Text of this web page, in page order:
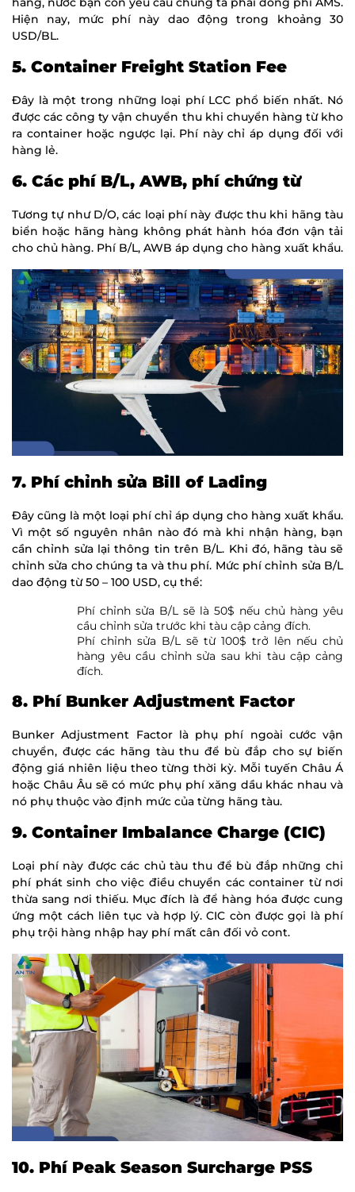
Hiện nay, mức phí này dao động trong khoảng 30
USD/BL.
5. Container Freight Station Fee
Đây là một trong những loại phí LCC phổ biến nhất. Nó
được các công ty vận chuyển thu khi chuyển hàng từ kho
ra container hoặc ngược lại. Phí này chỉ áp dụng đối với
hàng lẻ.
6. Các phí B/L, AWB, phí chứng từ
Tương tự như D/O, các loại phí này được thu khi hãng tàu
biển hoặc hãng hàng không phát hành hóa đơn vận tải
cho chủ hàng. Phí B/L, AWB áp dụng cho hàng xuất khẩu.
7. Phí chỉnh sửa Bill of Lading
Đây cũng là một loại phí chỉ áp dụng cho hàng xuất khẩu.
Vì một số nguyên nhân nào đó mà khi nhận hàng, bạn
cần chỉnh sửa lại thông tin trên B/L. Khi đó, hãng tàu sẽ
chỉnh sửa cho chúng ta và thu phí. Mức phí chỉnh sửa B/L
dao động từ 50 – 100 USD, cụ thể:
Phí chỉnh sửa B/L sẽ là 50$ nếu chủ hàng yêu
cầu chỉnh sửa trước khi tàu cập cảng đích.
Phí chỉnh sửa B/L sẽ từ 100$ trở lên nếu chủ
hàng yêu cầu chỉnh sửa sau khi tàu cập cảng
đích.
8. Phí Bunker Adjustment Factor
Bunker Adjustment Factor là phụ phí ngoài cước vận
chuyển, được các hãng tàu thu để bù đắp cho sự biến
động giá nhiên liệu theo từng thời kỳ. Mỗi tuyến Châu Á
hoặc Châu Âu sẽ có mức phụ phí xăng dầu khác nhau và
nó phụ thuộc vào định mức của từng hãng tàu.
9. Container Imbalance Charge (CIC)
Loại phí này được các chủ tàu thu để bù đắp những chi
phí phát sinh cho việc điều chuyển các container từ nơi
thừa sang nơi thiếu. Mục đích là để hàng hóa được cung
ứng một cách liên tục và hợp lý. CIC còn được gọi là phí
phụ trội hàng nhập hay phí mất cân đối vỏ cont.
10. Phí Peak Season Surcharge PSS